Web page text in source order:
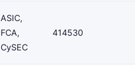
ASIC,
FCA,
CySEC
414530